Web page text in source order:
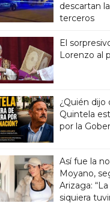
descartan
terceros
El
Lorenzo al
¿Quién dijo
Quintela
por la
Así fue la
Moyano,
Arizaga:
siquiera